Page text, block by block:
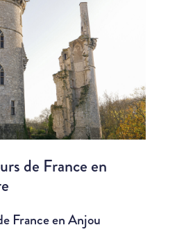
de France en
France en Anjou